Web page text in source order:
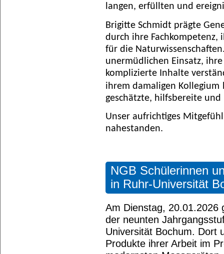
langen, erfüllten und
Brigitte Schmidt prägte
durch ihre Fachkompetenz,
für die
unermüdlichen Einsatz,
komplizierte Inhalte
ihrem damaligen Kollegium
geschätzte, hilfsbereite
Unser aufrichtiges
nahestanden.
NGB Schülerinnen
in Ruhr-Universität
Am Dienstag, 20.01.2026
der neunten
Universität Bochum. Dort
Produkte ihrer Arbeit im